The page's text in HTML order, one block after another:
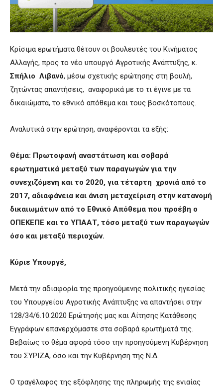
Κρίσιμα ερωτήματα θέτουν οι βουλευτές του Κινήματος
Αλλαγής, προς το νέο υπουργό Αγροτικής Ανάπτυξης, κ.
Σπήλιο Λιβανό, μέσω σχετικής ερώτησης στη βουλή,
ζητώντας απαντήσεις, αναφορικά με το τι έγινε με τα
δικαιώματα, το εθνικό απόθεμα και τους βοσκότοπους.
Αναλυτικά στην ερώτηση, αναφέρονται τα εξής:
Θέμα: Πρωτοφανή αναστάτωση και σοβαρά
ερωτηματικά μεταξύ των παραγωγών για την
συνεχιζόμενη και το 2020, για τέταρτη χρονιά από το
2017, αδιαφάνεια και άνιση μεταχείριση στην κατανομή
δικαιωμάτων από το Εθνικό Απόθεμα που προέβη ο
ΟΠΕΚΕΠΕ και το ΥΠΑΑΤ, τόσο μεταξύ των παραγωγών
όσο και μεταξύ περιοχών.
Κύριε Υπουργέ,
Μετά την αδιαφορία της προηγούμενης πολιτικής ηγεσίας
του Υπουργείου Αγροτικής Ανάπτυξης να απαντήσει στην
128/34/6.10.2020 Ερώτησής μας και Αίτησης Κατάθεσης
Εγγράφων επανερχόμαστε στα σοβαρά ερωτήματά της.
Βεβαίως το θέμα αφορά τόσο την προηγούμενη Κυβέρνηση
του ΣΥΡΙΖΑ, όσο και την Κυβέρνηση της Ν.Δ.
Ο τραγέλαφος της εξόφλησης της πληρωμής της ενιαίας